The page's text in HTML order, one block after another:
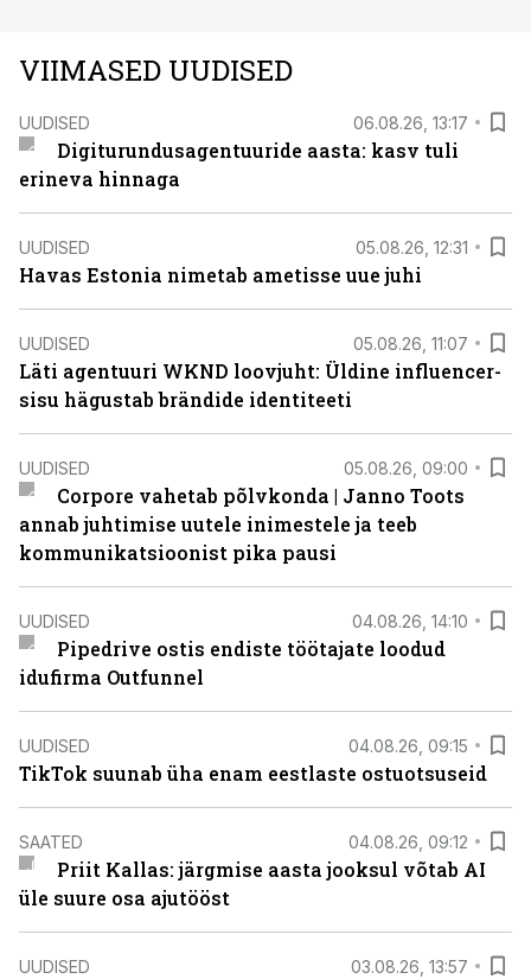
VIIMASED UUDISED
UUDISED 06.08.26, 13:17
Digiturundusagentuuride aasta: kasv tuli
erineva hinnaga
UUDISED 05.08.26, 12:31
Havas Estonia nimetab ametisse uue juhi
UUDISED 05.08.26, 11:07
Läti agentuuri WKND loovjuht: Üldine influencer-
sisu hägustab brändide identiteeti
UUDISED 05.08.26, 09:00
Corpore vahetab põlvkonda | Janno Toots
annab juhtimise uutele inimestele ja teeb
kommunikatsioonist pika pausi
UUDISED 04.08.26, 14:10
Pipedrive ostis endiste töötajate loodud
idufirma Outfunnel
UUDISED 04.08.26, 09:15
TikTok suunab üha enam eestlaste ostuotsuseid
SAATED 04.08.26, 09:12
Priit Kallas: järgmise aasta jooksul võtab AI
üle suure osa ajutööst
UUDISED 03.08.26, 13:57